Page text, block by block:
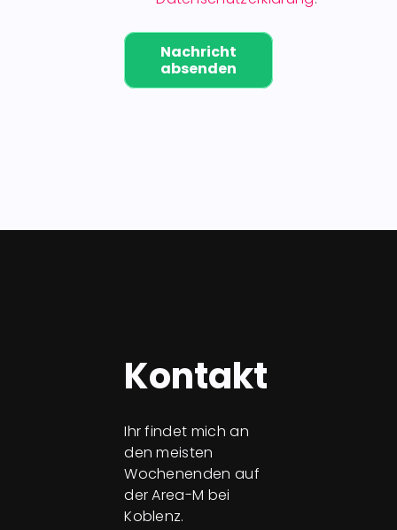
Kontakt
Ihr findet mich an
den meisten
Wochenenden auf
der Area-M bei
Koblenz.
Nachricht
absenden